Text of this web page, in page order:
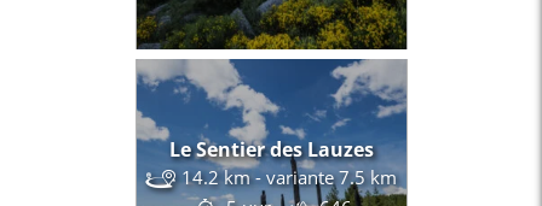
Le Sentier des Lauzes
14.2 km - variante 7.5 km